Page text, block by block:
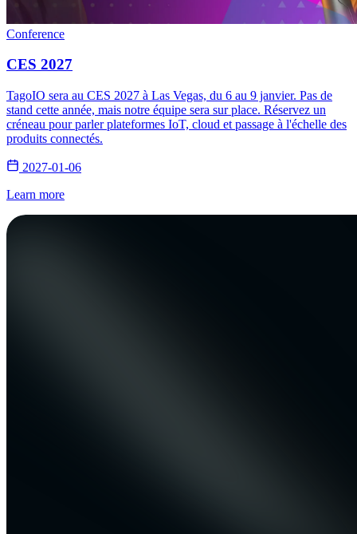
Conference
CES 2027
TagoIO sera au CES 2027 à Las Vegas, du 6 au 9 janvier. Pas de
stand cette année, mais notre équipe sera sur place. Réservez un
créneau pour parler plateformes IoT, cloud et passage à l'échelle des
produits connectés.
2027-01-06
Learn more